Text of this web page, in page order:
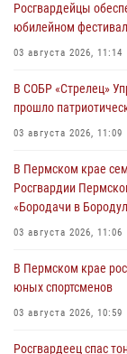
Росгвардейцы
юбилейном
03 августа 2026, 11:14
В СОБР «Стрелец»
прошло
03 августа 2026, 11:09
В Пермском крае
Росгвардии
«Бородачи в
03 августа 2026, 11:06
В Пермском крае
юных спортсменов
03 августа 2026, 10:59
Росгвардеец спас